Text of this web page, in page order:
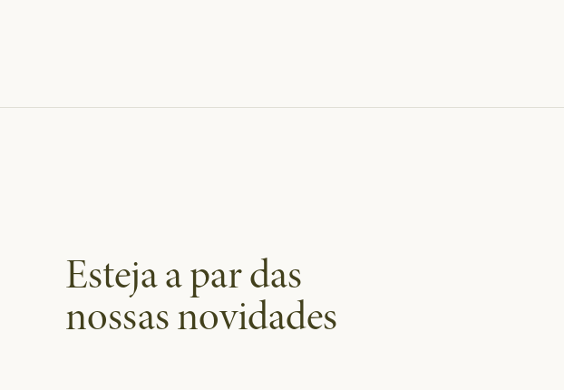
Esteja a par das
nossas novidades